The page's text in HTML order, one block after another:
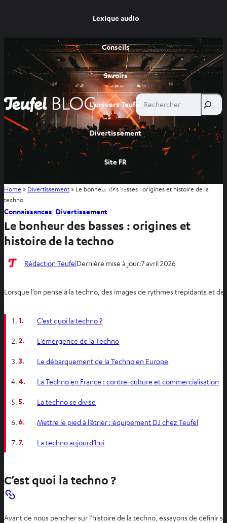
Lexique audio
Conseils
Savoirs
L’univers Teufel
Divertissement
Site FR
Site BE
Rechercher
Home » Divertissement » Le bonheur des basses : origines et histoire de la
techno
Connaissances Divertissement
Le bonheur des basses : origines et
histoire de la techno
Rédaction TeufelDernière mise à jour:7 avril 2026
Lorsque l’on pense à la techno, des images de rythmes trépidants et
1. C’est quoi la techno ?
2. L’émergence de la Techno
3. Le débarquement de la Techno en Europe
4. La Techno en France : contre-culture et commercialisation
5. La techno se divise
6. Mettre le pied à l’étrier : équipement DJ chez Teufel
7. La techno aujourd’hui
C’est quoi la techno ?
Avant de nous pencher sur l’histoire de la techno, essayons de définir